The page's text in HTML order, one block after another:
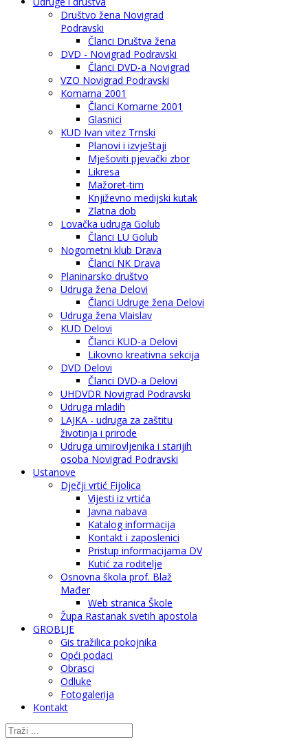
Društvo žena Novigrad
Podravski
Članci Društva žena
DVD - Novigrad Podravski
Članci DVD-a Novigrad
VZO Novigrad Podravski
Komarna 2001
Članci Komarne 2001
Glasnici
KUD Ivan vitez Trnski
Planovi i izvještaji
Mješoviti pjevački zbor
Likresa
Mažoret-tim
Književno medijski kutak
Zlatna dob
Lovačka udruga Golub
Članci LU Golub
Nogometni klub Drava
Članci NK Drava
Planinarsko društvo
Udruga žena Delovi
Članci Udruge žena Delovi
Udruga žena Vlaislav
KUD Delovi
Članci KUD-a Delovi
Likovno kreativna sekcija
DVD Delovi
Članci DVD-a Delovi
UHDVDR Novigrad Podravski
Udruga mladih
LAJKA - udruga za zaštitu
životinja i prirode
Udruga umirovljenika i starijih
osoba Novigrad Podravski
Ustanove
Dječji vrtić Fijolica
Vijesti iz vrtića
Javna nabava
Katalog informacija
Kontakt i zaposlenici
Pristup informacijama DV
Kutić za roditelje
Osnovna škola prof. Blaž
Mađer
Web stranica Škole
Župa Rastanak svetih apostola
GROBLJE
Gis tražilica pokojnika
Opći podaci
Obrasci
Odluke
Fotogalerija
Kontakt